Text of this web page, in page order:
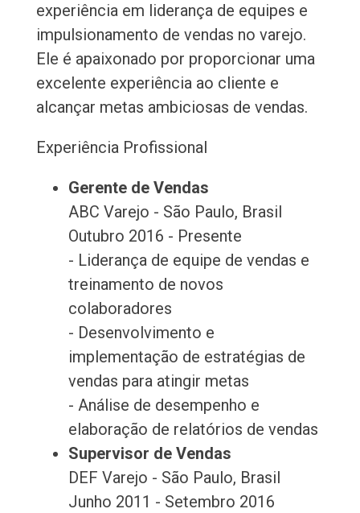
experiência em liderança de equipes e
impulsionamento de vendas no varejo.
Ele é apaixonado por proporcionar uma
excelente experiência ao cliente e
alcançar metas ambiciosas de vendas.
Experiência Profissional
Gerente de Vendas
ABC Varejo - São Paulo, Brasil
Outubro 2016 - Presente
- Liderança de equipe de vendas e
treinamento de novos
colaboradores
- Desenvolvimento e
implementação de estratégias de
vendas para atingir metas
- Análise de desempenho e
elaboração de relatórios de vendas
Supervisor de Vendas
DEF Varejo - São Paulo, Brasil
Junho 2011 - Setembro 2016